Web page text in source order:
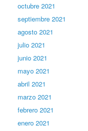
octubre 2021
septiembre 2021
agosto 2021
julio 2021
junio 2021
mayo 2021
abril 2021
marzo 2021
febrero 2021
enero 2021